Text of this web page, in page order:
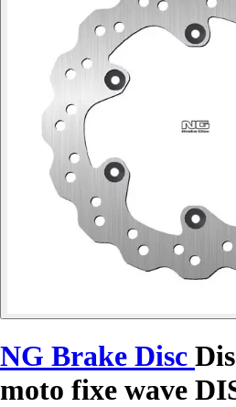
NG Brake Disc
moto fixe wave